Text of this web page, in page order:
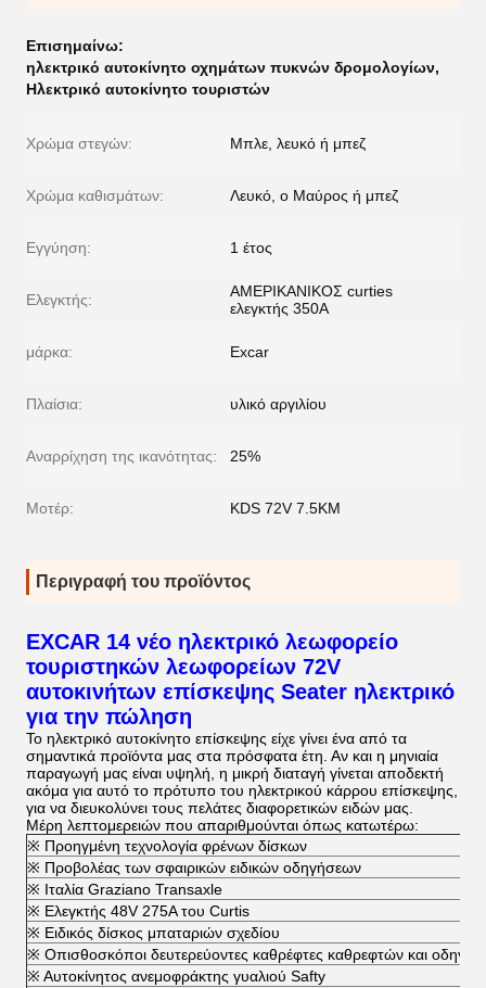
Επισημαίνω:
ηλεκτρικό αυτοκίνητο οχημάτων πυκνών δρομολογίων,
Ηλεκτρικό αυτοκίνητο τουριστών
Χρώμα στεγών: Μπλε, λευκό ή μπεζ
Χρώμα καθισμάτων: Λευκό, ο Μαύρος ή μπεζ
Εγγύηση: 1 έτος
Ελεγκτής:
ΑΜΕΡΙΚΑΝΙΚΟΣ curties
ελεγκτής 350A
μάρκα: Excar
Πλαίσια: υλικό αργιλίου
Αναρρίχηση της ικανότητας: 25%
Μοτέρ: KDS 72V 7.5KM
Περιγραφή του προϊόντος
EXCAR 14 νέο ηλεκτρικό λεωφορείο
τουριστηκών λεωφορείων 72V
αυτοκινήτων επίσκεψης Seater ηλεκτρικό
για την πώληση
Το ηλεκτρικό αυτοκίνητο επίσκεψης είχε γίνει ένα από τα
σημαντικά προϊόντα μας στα πρόσφατα έτη. Αν και η μηνιαία
παραγωγή μας είναι υψηλή, η μικρή διαταγή γίνεται αποδεκτή
ακόμα για αυτό το πρότυπο του ηλεκτρικού κάρρου επίσκεψης,
για να διευκολύνει τους πελάτες διαφορετικών ειδών μας.
Μέρη λεπτομερειών που απαριθμούνται όπως κατωτέρω:
※ Προηγμένη τεχνολογία φρένων δίσκων
※ Προβολέας των σφαιρικών ειδικών οδηγήσεων
※ Ιταλία Graziano Transaxle
※ Ελεγκτής 48V 275A του Curtis
※ Ειδικός δίσκος μπαταριών σχεδίου
※ Οπισθοσκόποι δευτερεύοντες καθρέφτες καθρεφτών και
※ Αυτοκίνητος ανεμοφράκτης γυαλιού Safty